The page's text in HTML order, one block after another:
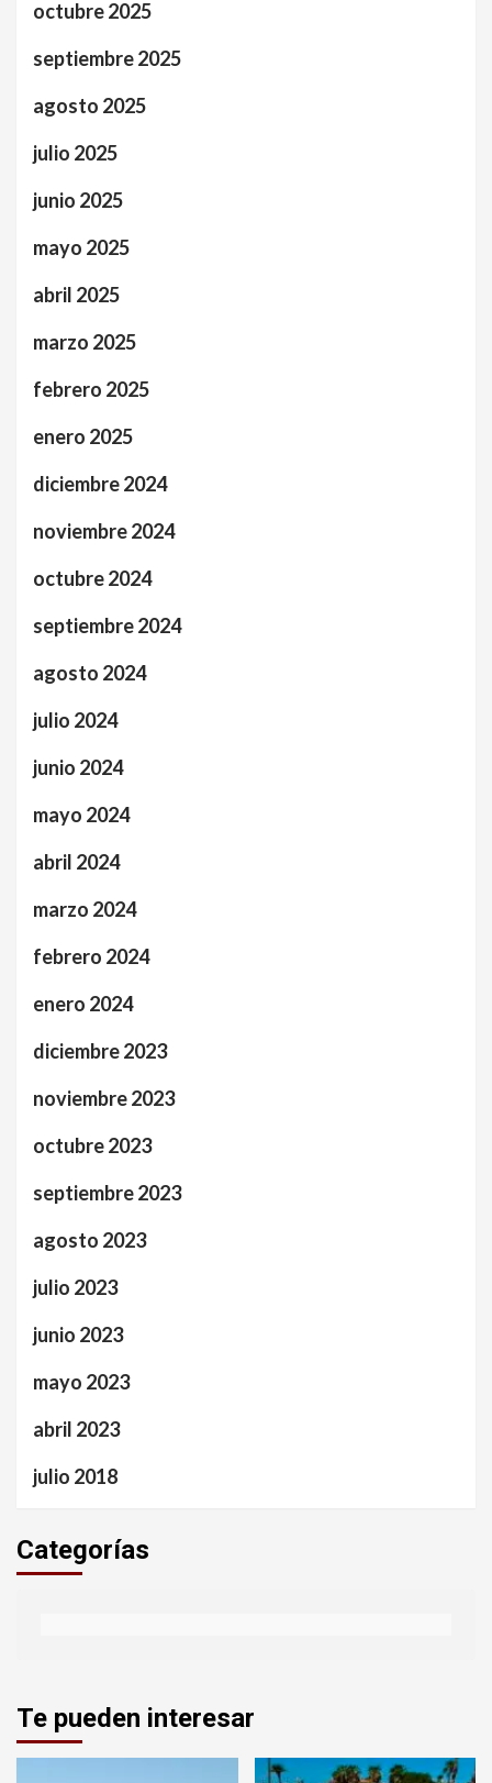
octubre 2025
septiembre 2025
agosto 2025
julio 2025
junio 2025
mayo 2025
abril 2025
marzo 2025
febrero 2025
enero 2025
diciembre 2024
noviembre 2024
octubre 2024
septiembre 2024
agosto 2024
julio 2024
junio 2024
mayo 2024
abril 2024
marzo 2024
febrero 2024
enero 2024
diciembre 2023
noviembre 2023
octubre 2023
septiembre 2023
agosto 2023
julio 2023
junio 2023
mayo 2023
abril 2023
julio 2018
Categorías
Te pueden interesar